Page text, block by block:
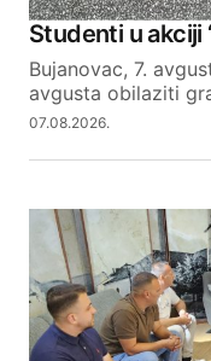
Studenti u akciji
Bujanovac, 7.
avgusta obilaziti
07.08.2026.